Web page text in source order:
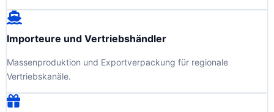
Importeure und Vertriebshändler
Massenproduktion und Exportverpackung für regionale
Vertriebskanäle.